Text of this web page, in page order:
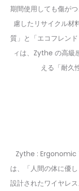
期間使用しても傷が
慮したリサイクル材
質」と「エコフレン
ィは、Zythe の高級
える「耐久
Zythe :
は、「人間の体に優
設計されたワイヤレ